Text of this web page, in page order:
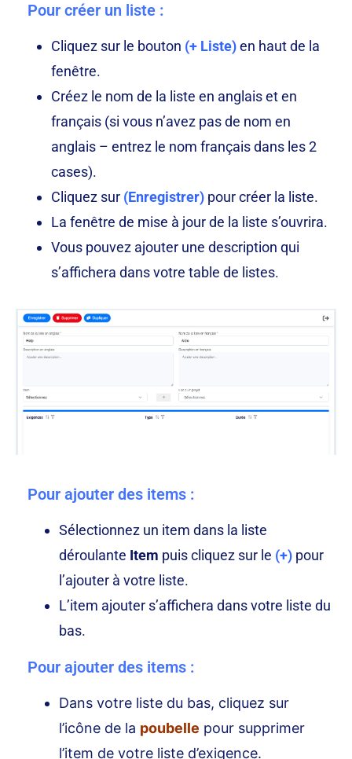
Pour créer un liste :
Cliquez sur le bouton (+ Liste)en haut de la
fenêtre.
Créez le nom de la liste en anglais et en
français (si vous n’avez pas de nom en
anglais – entrez le nom français dans les 2
cases).
Cliquez sur (Enregistrer) pour créer la liste.
La fenêtre de mise à jour de la liste s’ouvrira.
Vous pouvez ajouter une description qui
s’affichera dans votre table de listes.
Pour ajouter des items :
Sélectionnez un item dans la liste
déroulante Item puis cliquez sur le (+) pour
l’ajouter à votre liste.
L’item ajouter s’affichera dans votre liste du
bas.
Pour ajouter des items :
Dans votre liste du bas, cliquez sur
l’icône de la poubelle pour supprimer
l’item de votre liste d’exigence.